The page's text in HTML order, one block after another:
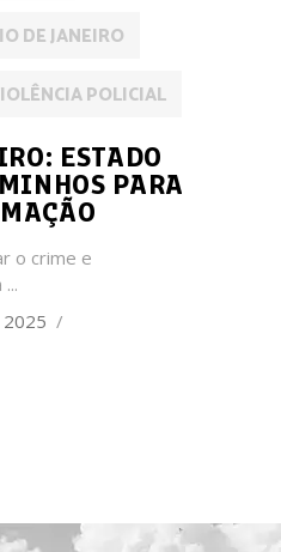
DE JANEIRO
POLICIAL
ESTADO
PARA
o crime e